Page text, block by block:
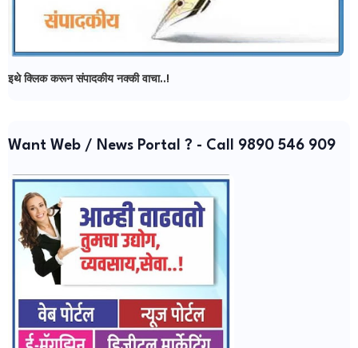
इथे क्लिक करून संपादकीय नक्की वाचा..!
Want Web / News Portal ? - Call 9890 546 909